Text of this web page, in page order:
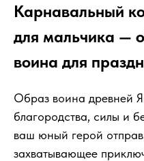
Карнавальный
для мальчика —
воина для
Образ воина древней
благородства, силы и
ваш юный герой
захватывающее